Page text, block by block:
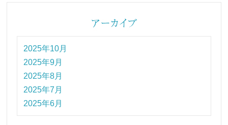
2025年10月
2025年9月
2025年8月
2025年7月
2025年6月